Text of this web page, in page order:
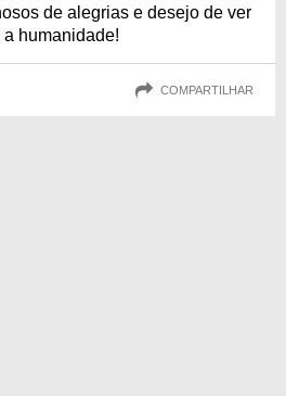
de alegrias e desejo de ver
humanidade!
COMPARTILHAR